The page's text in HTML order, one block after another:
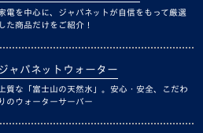
電を中心に、ジャパネットが自信をもって厳選
した商品だけをご紹介！
ジャパネットウォーター
上質な「富士山の天然水」。安心・安全、こだわ
りのウォーターサーバー